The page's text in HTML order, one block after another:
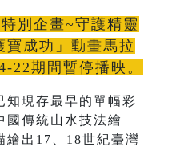
別企畫~守護精靈
寶成功」動畫馬拉
22期間暫停播映。
知現存最早的單幅彩
國傳統山水技法繪
繪出17、18世紀臺灣